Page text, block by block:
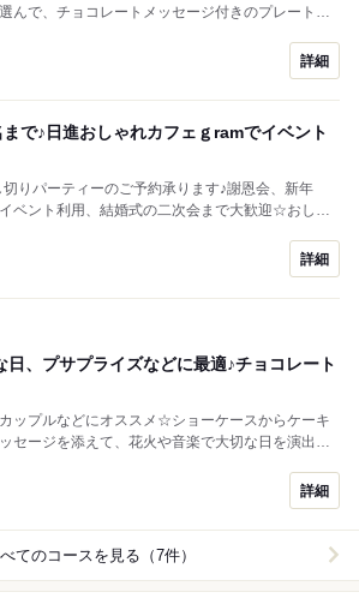
んで、チョコレートメッセージ付きのプレートの
詳細
で♪日進おしゃれカフェｇramでイベント
りパーティーのご予約承ります♪謝恩会、新年
ベント利用、結婚式の二次会まで大歓迎☆おしゃ
詳細
日、プサプライズなどに最適♪チョコレート
ップルなどにオススメ☆ショーケースからケーキ
セージを添えて、花火や音楽で大切な日を演出い
詳細
てのコースを見る（7件）